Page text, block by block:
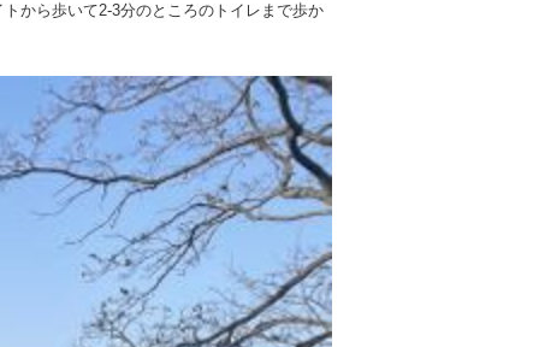
から歩いて2-3分のところのトイレまで歩か